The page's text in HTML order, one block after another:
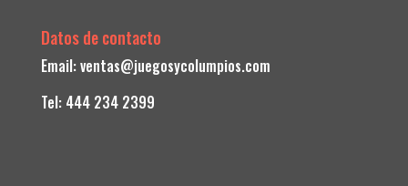
Datos de contacto
Email:ventas@juegosycolumpios.com
Tel: 444 234 2399